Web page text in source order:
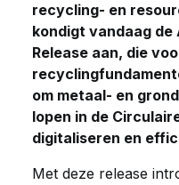
recycling- en
kondigt vandaag de
Release aan, die
om metaal- en
lopen in de
digitaliseren en
Met deze release